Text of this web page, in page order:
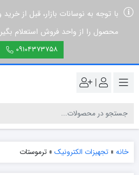
با توجه به نوسانات بازار، قبل از
محصول را از واحد فروش استعلام
۰۹۱۰۴۳۷۳۷۵۸
|
خانه » تجهیزات الکترونیک » ترموستات